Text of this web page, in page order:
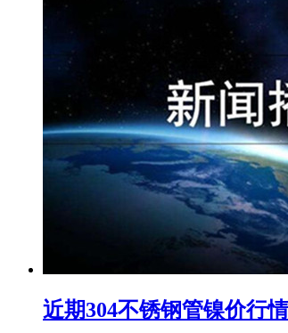
近期304不锈钢管镍价行